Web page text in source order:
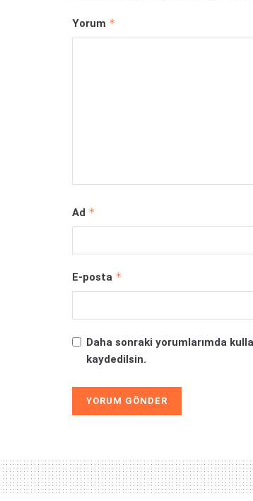
Yorum *
Ad *
E-posta *
Daha sonraki yorumlarımda
kaydedilsin.